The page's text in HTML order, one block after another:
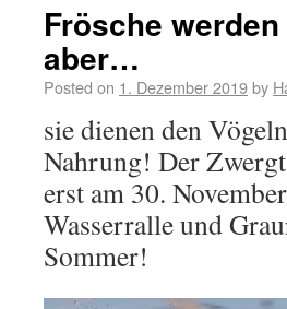
Frösche
aber…
Posted on 1. Dezember 2019by
sie dienen den
Nahrung! Der
erst am 30.
Wasserralle und
Sommer!